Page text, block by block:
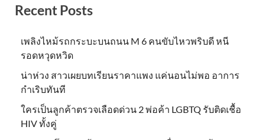
Recent Posts
เพลิงไหม้รถกระบะบนถนน M 6 คนขับไหวพริบดี หนี
รอดหวุดหวิด
น่าห่วง สาวเผยบทเรียนราคาแพง แค่นอนไม่พอ อาการ
กำเริบทันที
ใครเป็นลูกค้าตรวจเลือดด่วน 2 พ่อค้า LGBTQ รับติดเชื้อ
HIV ทั้งคู่